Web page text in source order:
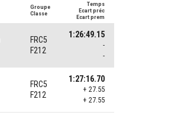
Groupe
Classe
Temps
Ecart préc
Ecart prem
FRC5
F212
1:26:49.15
-
-
FRC5
F212
1:27:16.70
+ 27.55
+ 27.55